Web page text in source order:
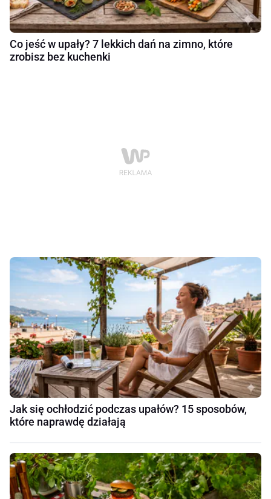
Co jeść w upały? 7 lekkich dań na zimno, które
zrobisz bez kuchenki
Jak się ochłodzić podczas upałów? 15 sposobów,
które naprawdę działają